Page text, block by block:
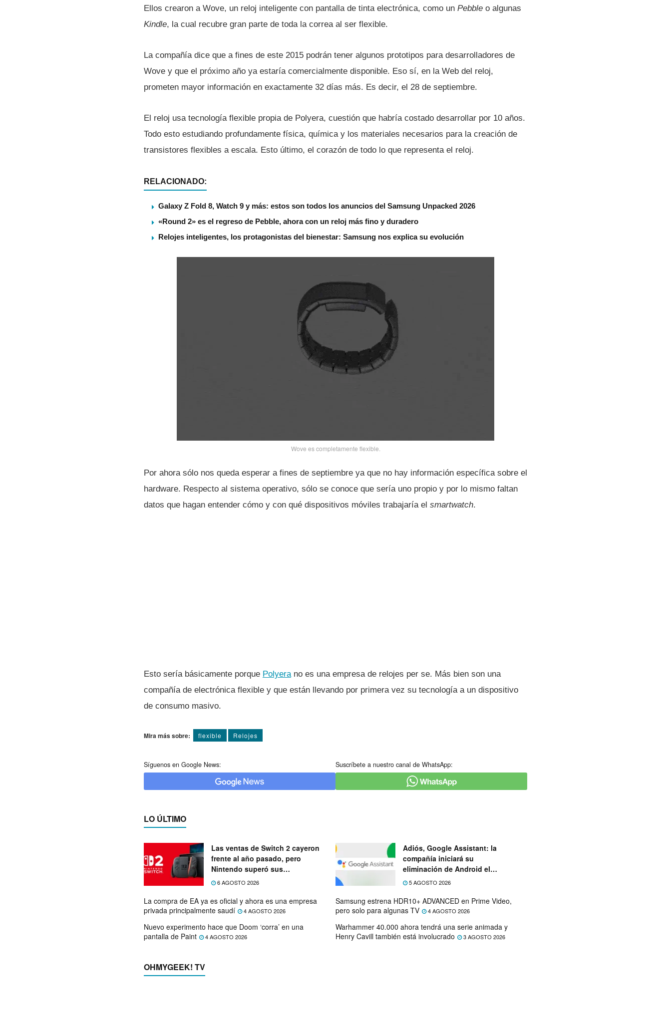
Ellos crearon a Wove, un reloj inteligente con pantalla de tinta electrónica, como un Pebble o algunas
Kindle, la cual recubre gran parte de toda la correa al ser flexible.
La compañí­a dice que a fines de este 2015 podrán tener algunos prototipos para desarrolladores de
Wove y que el próximo año ya estarí­a comercialmente disponible. Eso sí­, en la Web del reloj,
prometen mayor información en exactamente 32 dí­as más. Es decir, el 28 de septiembre.
El reloj usa tecnologí­a flexible propia de Polyera, cuestión que habrí­a costado desarrollar por 10 años.
Todo esto estudiando profundamente fí­sica, quí­mica y los materiales necesarios para la creación de
transistores flexibles a escala. Esto último, el corazón de todo lo que representa el reloj.
RELACIONADO:
Galaxy Z Fold 8, Watch 9 y más: estos son todos los anuncios del Samsung Unpacked 2026
«Round 2» es el regreso de Pebble, ahora con un reloj más fino y duradero
Relojes inteligentes, los protagonistas del bienestar: Samsung nos explica su evolución
Wove es completamente flexible.
Por ahora sólo nos queda esperar a fines de septiembre ya que no hay información especí­fica sobre el
hardware. Respecto al sistema operativo, sólo se conoce que serí­a uno propio y por lo mismo faltan
datos que hagan entender cómo y con qué dispositivos móviles trabajarí­a el smartwatch.
Esto serí­a básicamente porque Polyerano es una empresa de relojes per se. Más bien son una
compañí­a de electrónica flexible y que están llevando por primera vez su tecnologí­a a un dispositivo
de consumo masivo.
Mira más sobre: flexible Relojes
Síguenos en Google News: Suscríbete a nuestro canal de WhatsApp:
LO ÚLTIMO
Las ventas de Switch 2 cayeron
frente al año pasado, pero
Nintendo superó sus
expectativas
6 AGOSTO 2026
Adiós, Google Assistant: la
compañía iniciará su
eliminación de Android el
próximo mes
5 AGOSTO 2026
La compra de EA ya es oficial y ahora es una empresa
privada principalmente saudí
4 AGOSTO 2026
Samsung estrena HDR10+ ADVANCED en Prime Video,
pero solo para algunas TV
4 AGOSTO 2026
Nuevo experimento hace que Doom ‘corra’ en una
pantalla de Paint
4 AGOSTO 2026
Warhammer 40.000 ahora tendrá una serie animada y
Henry Cavill también está involucrado
3 AGOSTO 2026
OHMYGEEK! TV